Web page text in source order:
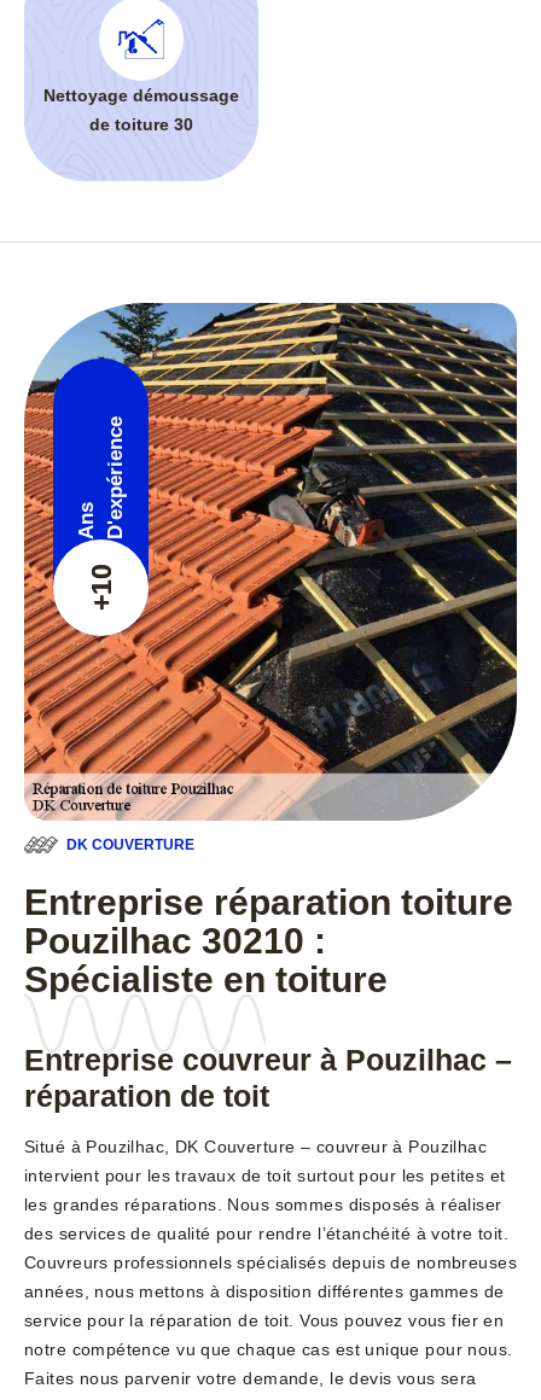
Nettoyage démoussage
de toiture 30
+10
Ans D'expérience
DK COUVERTURE
Entreprise réparation toiture
Pouzilhac 30210 :
Spécialiste en toiture
Entreprise couvreur à Pouzilhac –
réparation de toit
Situé à Pouzilhac, DK Couverture – couvreur à Pouzilhac
intervient pour les travaux de toit surtout pour les petites et
les grandes réparations. Nous sommes disposés à réaliser
des services de qualité pour rendre l’étanchéité à votre toit.
Couvreurs professionnels spécialisés depuis de nombreuses
années, nous mettons à disposition différentes gammes de
service pour la réparation de toit. Vous pouvez vous fier en
notre compétence vu que chaque cas est unique pour nous.
Faites nous parvenir votre demande, le devis vous sera